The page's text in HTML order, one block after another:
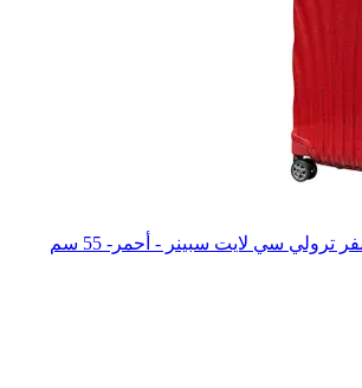
سي لايت سبينر - أحمر- 55 سم